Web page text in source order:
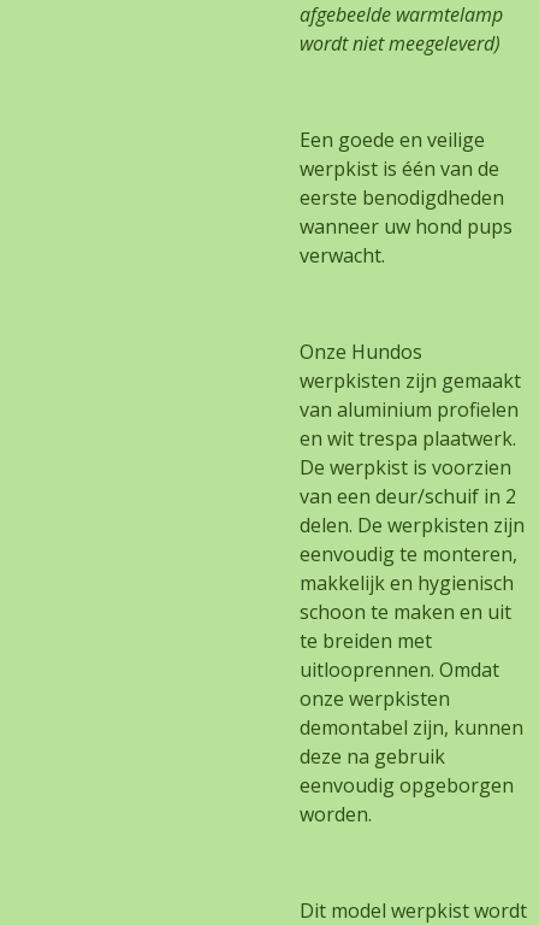
afgebeelde warmtelamp
wordt niet meegeleverd)
Een goede en veilige
werpkist is één van de
eerste benodigdheden
wanneer uw hond pups
verwacht.
Onze Hundos
werpkisten zijn gemaakt
van aluminium profielen
en wit trespa plaatwerk.
De werpkist is voorzien
van een deur/schuif in 2
delen. De werpkisten zijn
eenvoudig te monteren,
makkelijk en hygienisch
schoon te maken en uit
te breiden met
uitlooprennen. Omdat
onze werpkisten
demontabel zijn, kunnen
deze na gebruik
eenvoudig opgeborgen
worden.
Dit model werpkist wordt